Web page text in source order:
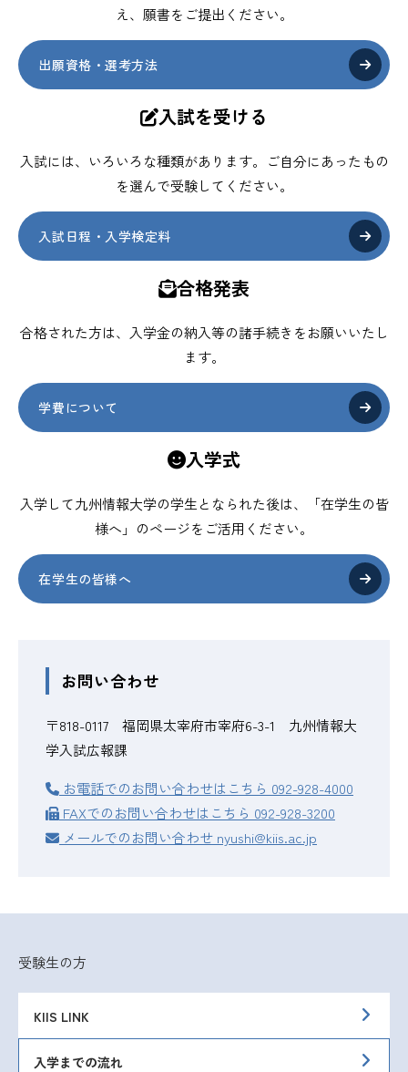
え、願書をご提出ください。
出願資格・選考方法
入試を受ける
入試には、いろいろな種類があります。ご自分にあったもの
を選んで受験してください。
入試日程・入学検定料
合格発表
合格された方は、入学金の納入等の諸手続きをお願いいたし
ます。
学費について
入学式
入学して九州情報大学の学生となられた後は、「在学生の皆
様へ」のページをご活用ください。
在学生の皆様へ
お問い合わせ
〒818-0117 福岡県太宰府市宰府6-3-1 九州情報大
学入試広報課
お電話でのお問い合わせはこちら 092-928-4000
FAXでのお問い合わせはこちら 092-928-3200
メールでのお問い合わせ nyushi@kiis.ac.jp
受験生の方
KIIS LINK
入学までの流れ